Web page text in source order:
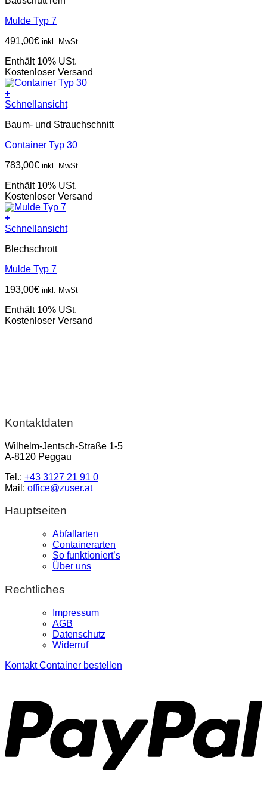
Mulde Typ 7
491,00€ inkl. MwSt
Enthält 10% USt.
Kostenloser Versand
+
Schnellansicht
Baum- und Strauchschnitt
Container Typ 30
783,00€ inkl. MwSt
Enthält 10% USt.
Kostenloser Versand
+
Schnellansicht
Blechschrott
Mulde Typ 7
193,00€ inkl. MwSt
Enthält 10% USt.
Kostenloser Versand
Kontaktdaten
Wilhelm-Jentsch-Straße 1-5
A-8120 Peggau
Tel.: +43 3127 21 91 0
Mail: office@zuser.at
Hauptseiten
Abfallarten
Containerarten
So funktioniert’s
Über uns
Rechtliches
Impressum
AGB
Datenschutz
Widerruf
Kontakt Container bestellen